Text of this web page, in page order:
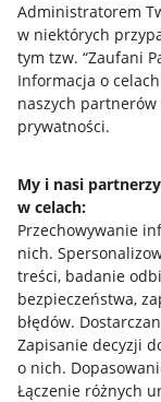
Administratorem
w niektórych
tym tzw. “Zaufani
Informacja o
naszych
prywatności.
My i nasi
w celach:
Przechowywanie
nich.
treści, badanie
bezpieczeństwa,
błędów.
Zapisanie decyzji
o nich.
Łączenie różnych
Przydatne
Jak to działa
Allegro Gadane dla
Allegro Gadane
Mapa miejscowości
Informacje
Regulamin